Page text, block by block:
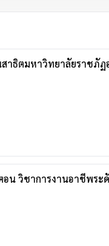
ธิตมหาวิทยาลัยราชภัฏ
อน วิชาการงานอาชีพร